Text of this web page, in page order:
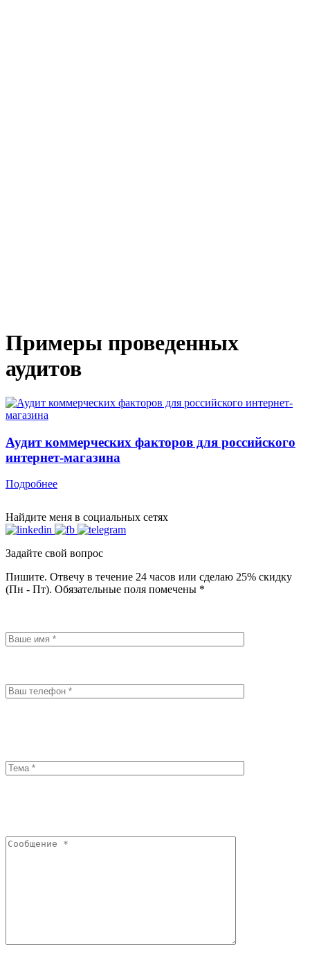
Примеры проведенных
аудитов
Аудит коммерческих факторов для российского
интернет-магазина
Подробнее
Найдите меня в социальных сетях
Задайте свой вопрос
Пишите. Отвечу в течение 24 часов или сделаю 25% скидку
(Пн - Пт). Обязательные поля помечены *